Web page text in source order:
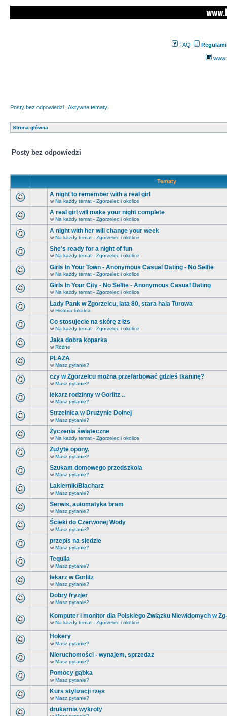
FAQ
Posty bez odpowiedzi | Aktywne tematy
Strona główna
Posty bez odpowiedzi
Tematy
A night to remember with a real girl
w Na każdy temat - Zgorzelec i okolice
A real girl will make your night complete
w Na każdy temat - Zgorzelec i okolice
A night with her will change your week
w Na każdy temat - Zgorzelec i okolice
She's ready for a night of fun
w Na każdy temat - Zgorzelec i okolice
Girls In Your Town - Anonymous Casual Dating - No Selfie
w Na każdy temat - Zgorzelec i okolice
Girls In Your City - No Selfie - Anonymous Casual Dating
w Na każdy temat - Zgorzelec i okolice
Lady Pank w Zgorzelcu, lata 80, stara hala Turowa
w Historia lokalna
Co stosujecie na skórę z łzs
w Na każdy temat - Zgorzelec i okolice
Jaka dobra koparka
w Różne
PLAZA
w Masz pytanie?
czy w Zgorzelcu można przefarbować gdzieś tkaninę?
w Masz pytanie?
lekarz rodzinny w Gorlitz ..
w Masz pytanie?
Strzelnica w Drużynie Dolnej
w Masz pytanie?
Życzenia świąteczne
w Na każdy temat - Zgorzelec i okolice
Zużyte opony.
w Masz pytanie?
Szukam domowego przedszkola
w Masz pytanie?
Lakiernik/Blacharz
w Masz pytanie?
Serwis, automatyka bram
w Masz pytanie?
Ścieki do Czerwonej Wody
w Masz pytanie?
przepis na sledzie
w Masz pytanie?
Tequila
w Masz pytanie?
lekarz w Gorlitz
w Masz pytanie?
Dobry fryzjer
w Masz pytanie?
Komputer i monitor dla Polskiego Związku Niewidomych w
w Na każdy temat - Zgorzelec i okolice
Hokery
w Masz pytanie?
Nieruchomości - wynajem, sprzedaż
w Masz pytanie?
Pomocy gąbka
w Masz pytanie?
Kurs stylizacji rzęs
w Masz pytanie?
drukarnia wykroty